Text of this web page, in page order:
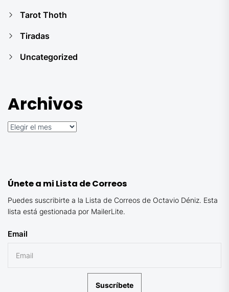
Tarot Thoth
Tiradas
Uncategorized
Archivos
Archivos
Únete a mi Lista de Correos
Puedes suscribirte a la Lista de Correos de Octavio Déniz. Esta
lista está gestionada por MailerLite.
Email
Suscríbete